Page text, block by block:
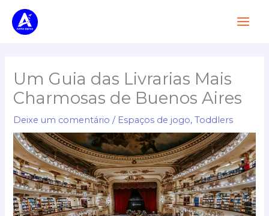
Pular
para
Um Guia das Livrarias Mais
Charmosas de Buenos Aires
Deixe um comentário / Espaços de jogo,Toddlers